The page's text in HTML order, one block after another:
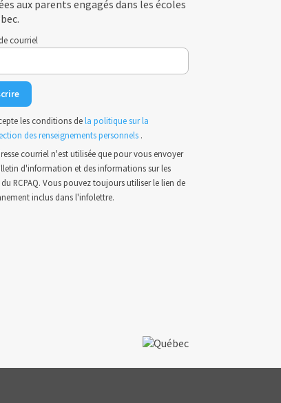
aux parents engagés dans les écoles
courriel
les conditions dela politique sur la
des renseignements personnels .
courriel n'est utilisée que pour vous envoyer
d'information et des informations sur les
RCPAQ. Vous pouvez toujours utiliser le lien de
inclus dans l'infolettre.